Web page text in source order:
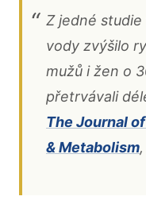
Z jedné
vody zvýšilo
mužů i žen o
přetrvávali
The Journal
& Metabolism